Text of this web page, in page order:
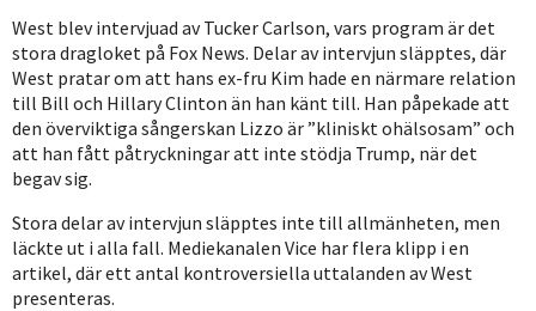
West blev intervjuad av Tucker Carlson, vars program är det
stora dragloket på Fox News. Delar av intervjun släpptes, där
West pratar om att hans ex-fru Kim hade en närmare relation
till Bill och Hillary Clinton än han känt till. Han påpekade att
den överviktiga sångerskan Lizzo är ”kliniskt ohälsosam” och
att han fått påtryckningar att inte stödja Trump, när det
begav sig.
Stora delar av intervjun släpptes inte till allmänheten, men
läckte ut i alla fall. Mediekanalen Vice har flera klipp i en
artikel, där ett antal kontroversiella uttalanden av West
presenteras.